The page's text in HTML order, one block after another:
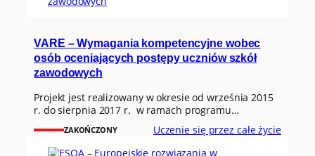
VARE – Wymagania kompetencyjne wobec
osób oceniających postępy uczniów szkół
zawodowych
Projekt jest realizowany w okresie od września 2015
r. do sierpnia 2017 r. w ramach programu…
ZAKOŃCZONY Uczenie się przez całe życie